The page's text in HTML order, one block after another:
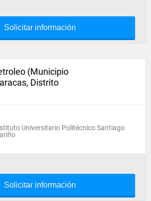
Solicitar información
(Municipio
Distrito
Universitario Politécnico Santiago
Solicitar información